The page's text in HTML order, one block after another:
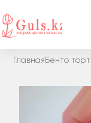
Главная Бенто торт